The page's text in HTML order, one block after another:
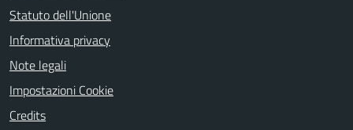
Statuto dell'Unione
Informativa privacy
Note legali
Impostazioni Cookie
Credits